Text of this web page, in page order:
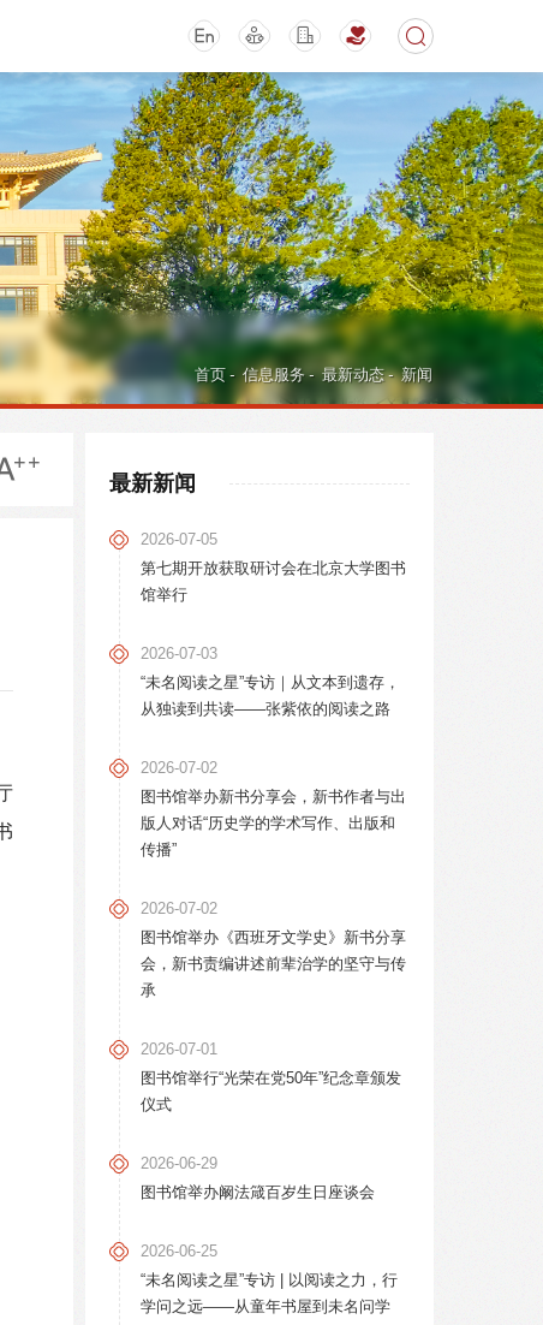
刊
活动讲座 首页 - 信息服务 - 最新动态 - 新闻
最新新闻
2026-07-05
第七期开放获取研讨会在北京大学图书
馆举行
2026-07-03
“未名阅读之星”专访｜从文本到遗存，
从独读到共读——张紫依的阅读之路
2026-07-02
图书馆举办新书分享会，新书作者与出
版人对话“历史学的学术写作、出版和
传播”
2026-07-02
图书馆举办《西班牙文学史》新书分享
会，新书责编讲述前辈治学的坚守与传
承
2026-07-01
图书馆举行“光荣在党50年”纪念章颁发
仪式
2026-06-29
图书馆举办阚法箴百岁生日座谈会
2026-06-25
“未名阅读之星”专访 | 以阅读之力，行
学问之远——从童年书屋到未名问学